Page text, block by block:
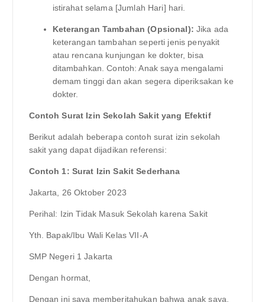
istirahat selama [Jumlah Hari] hari.
Keterangan Tambahan (Opsional): Jika ada
keterangan tambahan seperti jenis penyakit
atau rencana kunjungan ke dokter, bisa
ditambahkan. Contoh: Anak saya mengalami
demam tinggi dan akan segera diperiksakan ke
dokter.
Contoh Surat Izin Sekolah Sakit yang Efektif
Berikut adalah beberapa contoh surat izin sekolah
sakit yang dapat dijadikan referensi:
Contoh 1: Surat Izin Sakit Sederhana
Jakarta, 26 Oktober 2023
Perihal: Izin Tidak Masuk Sekolah karena Sakit
Yth. Bapak/Ibu Wali Kelas VII-A
SMP Negeri 1 Jakarta
Dengan hormat,
Dengan ini saya memberitahukan bahwa anak saya,